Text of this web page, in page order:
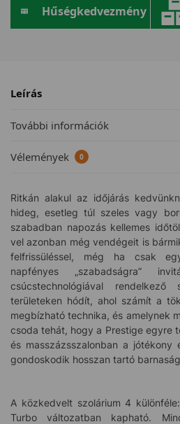
Hűségkedvezmény
Leírás
További információk
Vélemények 0
Ritkán alakul az időjárás
hideg, esetleg túl szeles vagy
szabadban napozás kellemes
vel azonban még vendégeit is
felfrissüléssel, még ha csak
napfényes „szabadságra”
csúcstechnológiával
területeken hódít, ahol számít a
megbízható technika, és amelynek
csoda tehát, hogy a Prestige egyre
és masszázsszalonban a jótékony
gondoskodik hosszan tartó
A közkedvelt szolárium 4
Turbo változatban kapható.